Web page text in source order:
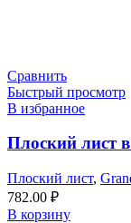
Сравнить
Быстрый просмотр
В избранное
Плоский лист
Плоский лист,
782.00 ₽
В корзину